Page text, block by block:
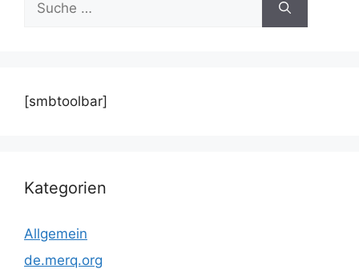
nach:
[smbtoolbar]
Kategorien
Allgemein
de.merq.org